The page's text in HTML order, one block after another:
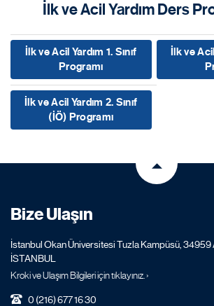
İlk ve Acil Yardım Ders
İlk ve Acil Yardım 1. Sınıf
Programı
İlk ve Acil
İlk ve Acil Yardım 2. Sınıf
(İÖ) Programı
Bize Ulaşın
İstanbul Okan Üniversitesi Tuzla Kampüsü, 34959
İSTANBUL
Kroki ve Ulaşım Bilgileri için tıklayınız. ›
0 (216) 677 16 30